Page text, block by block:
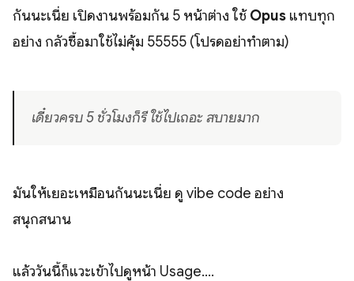
กันนะเนี่ย เปิดงานพร้อมกัน 5 หน้าต่าง ใช้Opus แทบทุก
อย่าง กลัวซื้อมาใช้ไม่คุ้ม 55555 (โปรดอย่าทำตาม)
เดี๋ยวครบ 5 ชั่วโมงก็รี ใช้ไปเถอะ สบายมาก
มันให้เยอะเหมือนกันนะเนี่ย ดู vibe code อย่าง
สนุกสนาน
แล้ววันนี้ก็แวะเข้าไปดูหน้า Usage....